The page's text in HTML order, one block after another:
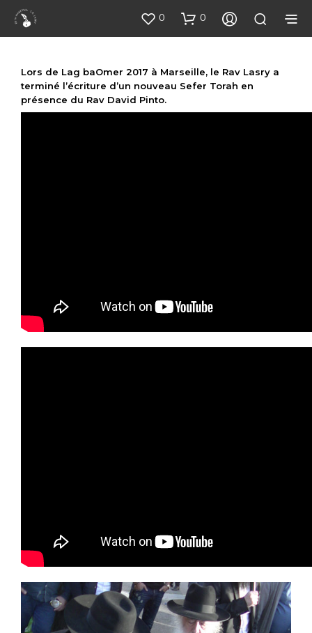
0 0
Lors de Lag baOmer 2017 à Marseille, le Rav Lasry a
terminé l’écriture d’un nouveau Sefer Torah en
présence du Rav David Pinto.